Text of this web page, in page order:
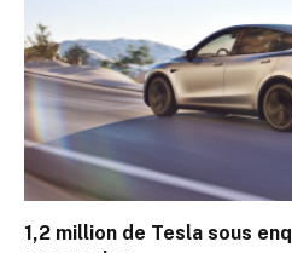
1,2 million de Tesla sous